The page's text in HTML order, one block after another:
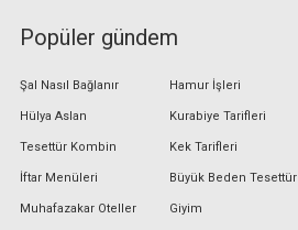
Popüler gündem
Şal Nasıl Bağlanır
Hülya Aslan
Tesettür Kombin
İftar Menüleri
Muhafazakar Oteller
Hamur İşleri
Kurabiye Tarifleri
Kek Tarifleri
Büyük Beden Tesettür
Giyim